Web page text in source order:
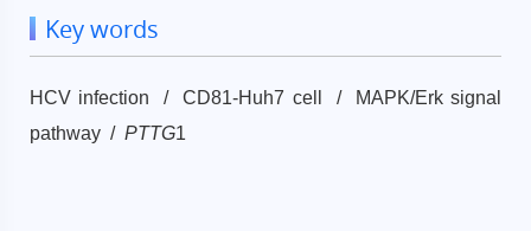
Key words
HCV infection / CD81-Huh7 cell / MAPK/Erk signal
pathway / PTTG1